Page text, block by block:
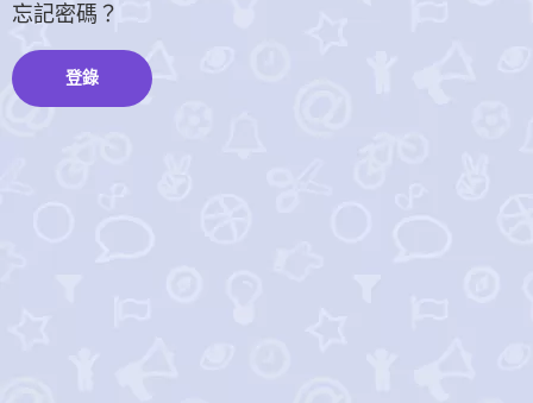
忘記密碼？